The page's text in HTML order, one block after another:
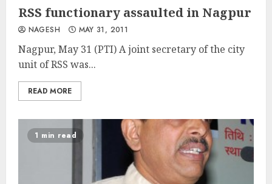
RSS functionary assaulted in Nagpur
NAGESH MAY 31, 2011
Nagpur, May 31 (PTI) A joint secretary of the city
unit of RSS was...
READ MORE
1 min read